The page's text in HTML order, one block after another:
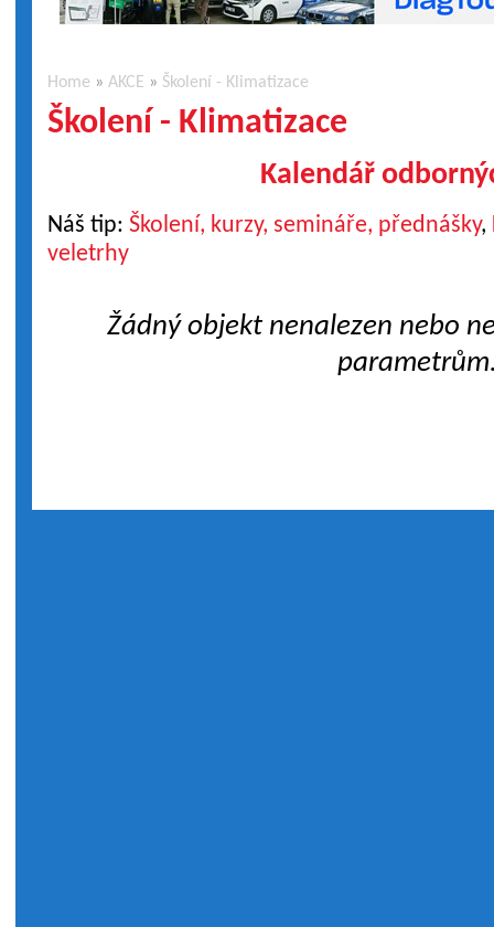
Home »AKCE » Školení - Klimatizace
Školení - Klimatizace
Kalendář
Náš tip:Školení, kurzy, semináře, přednášky,
veletrhy
Žádný objekt nenalezen nebo